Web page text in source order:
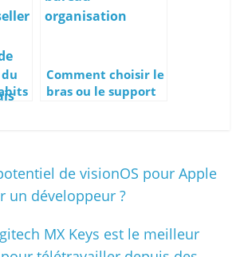
Comment choisir le
bras ou le support
de visionOS pour Apple
un développeur ?
MX Keys est le meilleur